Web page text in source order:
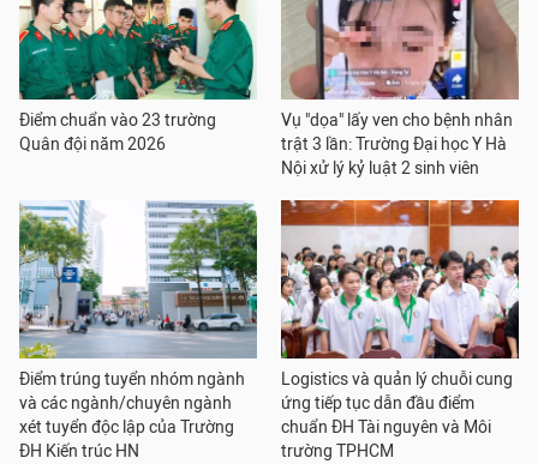
Điểm chuẩn vào 23 trường
Quân đội năm 2026
Vụ "dọa" lấy ven cho bệnh nhân
trật 3 lần: Trường Đại học Y Hà
Nội xử lý kỷ luật 2 sinh viên
Điểm trúng tuyển nhóm ngành
và các ngành/chuyên ngành
xét tuyển độc lập của Trường
ĐH Kiến trúc HN
Logistics và quản lý chuỗi cung
ứng tiếp tục dẫn đầu điểm
chuẩn ĐH Tài nguyên và Môi
trường TPHCM